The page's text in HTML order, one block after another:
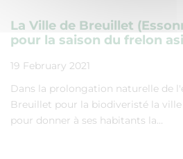
La Ville de Breuillet
pour la saison du frelon
19 February 2021
Dans la prolongation naturelle de
Breuillet pour la biodiveristé la
pour donner à ses habitants la…